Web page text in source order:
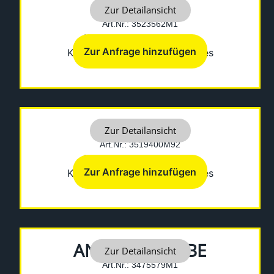
AMPULLE
Art.Nr.: 3523562M1
Hersteller: Fermec-Terex
Kategorien: Diverses,Sonstiges
Zur Detailansicht
Zur Anfrage hinzufügen
ANLASSER
Art.Nr.: 3519400M92
Hersteller: Fermec-Terex
Kategorien: Diverses,Sonstiges
Zur Detailansicht
Zur Anfrage hinzufügen
ANLAUFSCHEIBE
Art.Nr.: 3475579M1
Zur Detailansicht